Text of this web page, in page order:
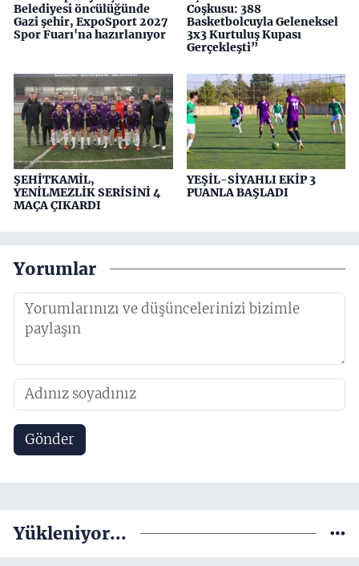
Belediyesi öncülüğünde
Gazi şehir, ExpoSport 2027
Spor Fuarı'na hazırlanıyor
Coşkusu: 388
Basketbolcuyla Geleneksel
3x3 Kurtuluş Kupası
Gerçekleşti”
ŞEHİTKAMİL,
YENİLMEZLİK SERİSİNİ 4
MAÇA ÇIKARDI
YEŞİL-SİYAHLI EKİP 3
PUANLA BAŞLADI
Yorumlar
Gönder
Yükleniyor...